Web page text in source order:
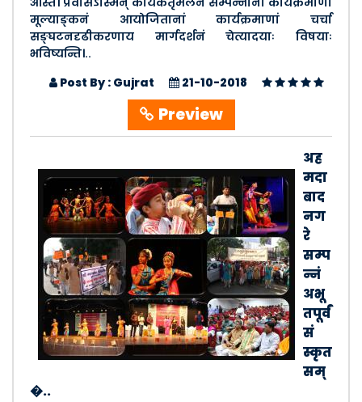
मूल्याङ्कनं आयोजितानां कार्यक्रमाणां चर्चा
सङ्घटनदृढीकरणाय मार्गदर्शनं चेत्यादयाः विषयाः
भविष्यन्ति।..
Post By : Gujrat
21-10-2018
Preview
अह
मदा
बाद
नग
रे
सम्प
न्नं
अभू
तपूर्वं
सं
स्कृत
सम्
�..